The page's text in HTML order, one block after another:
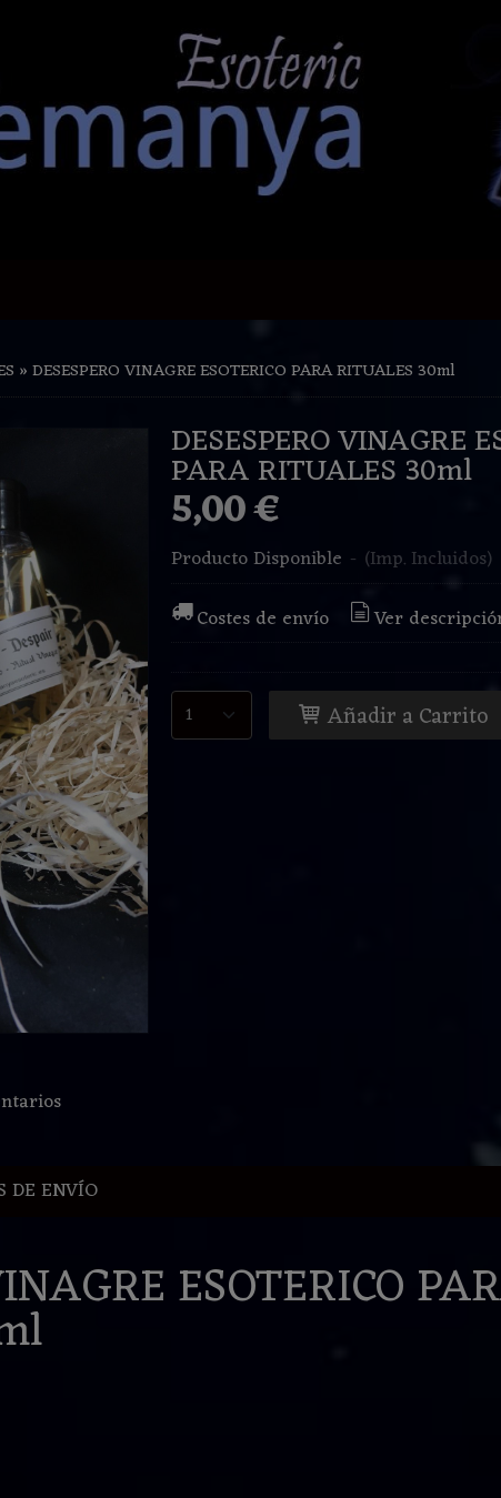
»DESESPERO VINAGRE ESOTERICO PARA RITUALES 30ml
DESESPERO VINAGRE
PARA RITUALES 30ml
5,00 €
Producto Disponible - (Imp. Incluidos)
Costes de envío
Ver
Añadir a Carrito
DE ENVÍO
ESOTERICO